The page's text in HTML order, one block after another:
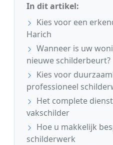
In dit artikel:
Kies voor een
Harich
Wanneer is uw
nieuwe schilderbeurt?
Kies voor
professioneel
Het complete
vakschilder
Hoe u makkelijk
schilderwerk